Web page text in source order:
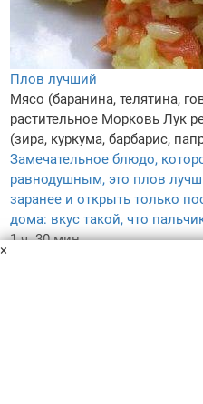
Плов лучший
Мясо (баранина, телятина,
растительное Морковь Лук
(зира, куркума, барбарис,
Замечательное блюдо,
равнодушным, это плов
заранее и открыть только
дома: вкус такой, что
1 ч. 30 мин
×